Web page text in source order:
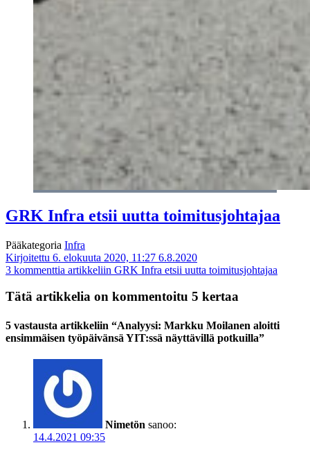
GRK Infra etsii uutta toimitusjohtajaa
Pääkategoria Infra
Kirjoitettu 6. elokuuta 2020, 11:27 6.8.2020
3 kommenttia artikkeliin GRK Infra etsii uutta toimitusjohtajaa
Tätä artikkelia on kommentoitu 5 kertaa
5 vastausta artikkeliin “Analyysi: Markku Moilanen aloitti
ensimmäisen työpäivänsä YIT:ssä näyttävillä potkuilla”
Nimetön sanoo:
14.4.2021 09:35